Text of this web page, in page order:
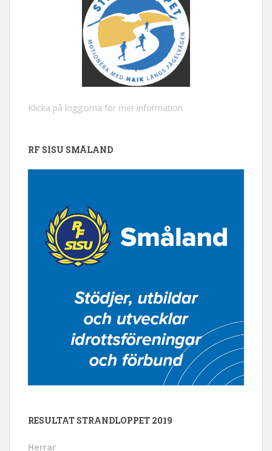
Klicka på logg:orna för mer information
RF SISU SMÅLAND
RESULTAT STRANDLOPPET 2019
Herrar